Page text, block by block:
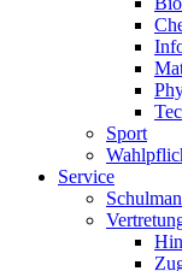
Sport
Service